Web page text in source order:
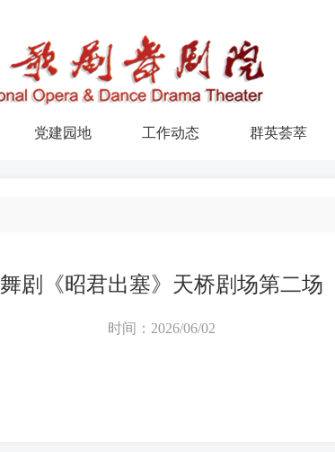
党建园地 工作动态 群英荟萃
舞剧《昭君出塞》天桥剧场第二场
时间：2026/06/02